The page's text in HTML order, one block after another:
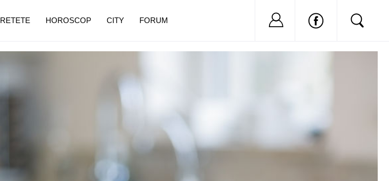
RETETE HOROSCOP CITY FORUM Nu ai cont?
pe măsură ce înaintezi în vârstă